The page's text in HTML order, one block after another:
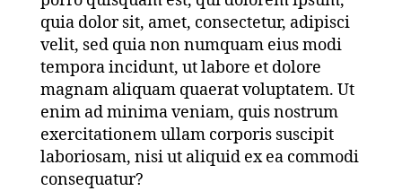
quia dolor sit, amet, consectetur, adipisci
velit, sed quia non numquam eius modi
tempora incidunt, ut labore et dolore
magnam aliquam quaerat voluptatem. Ut
enim ad minima veniam, quis nostrum
exercitationem ullam corporis suscipit
laboriosam, nisi ut aliquid ex ea commodi
consequatur?